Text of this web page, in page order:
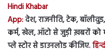
Hindi Khabar
App:देश, राजनीति, टेक, बॉलीवुड,
कर्म, खेल, ऑटो से जुड़ी ख़बरों को
प्ले स्टोर से डाउनलोड कीजिए.